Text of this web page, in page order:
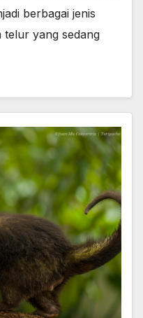
berbagai jenis
telur yang sedang